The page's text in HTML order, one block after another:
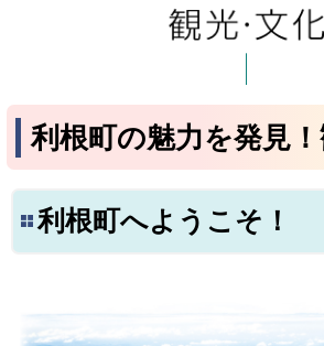
利根町の魅力を発見
利根町へようこそ！